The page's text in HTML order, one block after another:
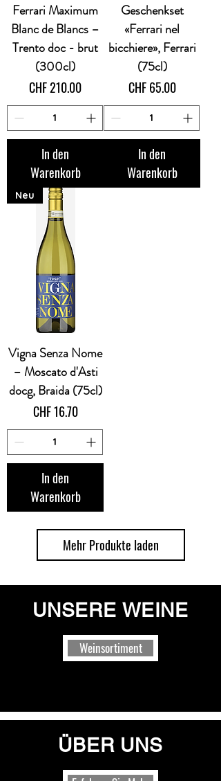
Ferrari Maximum
Blanc de Blancs –
Trento doc - brut
(300cl)
Preis
CHF 210.00
In den
Warenkorb
Geschenkset
«Ferrari nel
bicchiere», Ferrari
(75cl)
Preis
CHF 65.00
In den
Warenkorb
Neu
Vigna Senza Nome
– Moscato d'Asti
docg, Braida (75cl)
Preis
CHF 16.70
In den
Warenkorb
Mehr Produkte laden
UNSERE WEINE
Weinsortiment
ÜBER UNS